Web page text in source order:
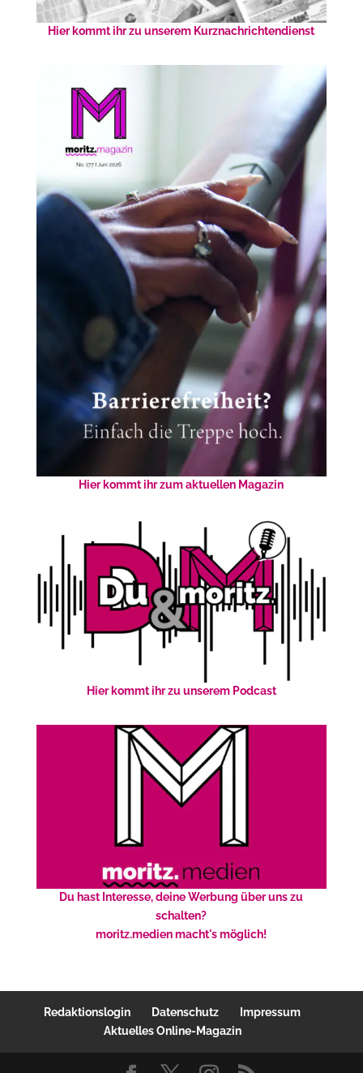
Hier kommt ihr zu unserem Kurznachrichtendienst
Hier kommt ihr zum aktuellen Magazin
Hier kommt ihr zu unserem Podcast
Du hast Interesse, deine Werbung über uns zu
schalten?
moritz.medien macht's möglich!
Redaktionslogin Datenschutz
Impressum
Aktuelles Online-Magazin